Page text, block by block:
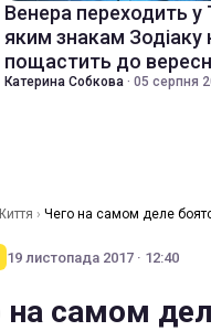
Венера переходить у
яким знакам Зодіаку
пощастить до
Катерина Собкова · 05 серпня
› Чего на самом деле
19 листопада 2017 · 12:40
на самом